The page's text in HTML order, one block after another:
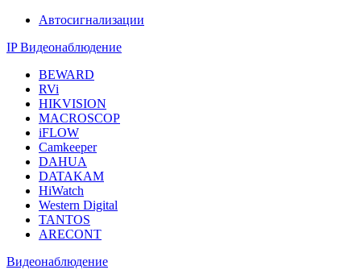
Автосигнализации
IP Видеонаблюдение
BEWARD
RVi
HIKVISION
MACROSCOP
iFLOW
Camkeeper
DAHUA
DATAKAM
HiWatch
Western Digital
TANTOS
ARECONT
Видеонаблюдение